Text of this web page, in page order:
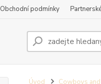
Obchodní podmínky
Úvod Cowboys